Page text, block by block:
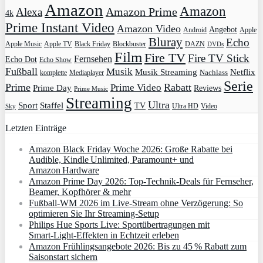
4k Alexa Amazon Amazon PrimeAmazon
Prime Instant Video Amazon Video Android Angebot Apple
Apple Music Apple TV Black Friday Blockbuster Bluray DAZN DVDs Echo
Echo Dot Echo Show Fernsehen Film Fire TVFire TV Stick
Fußball komplette Mediaplayer Musik Musik Streaming Nachlass Netflix
Prime Prime Day Prime Music Prime Video Rabatt Reviews Serie
Sky Sport Staffel Streaming TV Ultra Ultra HD Video
Letzten Einträge
Amazon Black Friday Woche 2026: Große Rabatte bei
Audible, Kindle Unlimited, Paramount+ und
Amazon Hardware
Amazon Prime Day 2026: Top-Technik-Deals für Fernseher,
Beamer, Kopfhörer & mehr
Fußball-WM 2026 im Live-Stream ohne Verzögerung: So
optimieren Sie Ihr Streaming-Setup
Philips Hue Sports Live: Sportübertragungen mit
Smart‑Light‑Effekten in Echtzeit erleben
Amazon Frühlingsangebote 2026: Bis zu 45 % Rabatt zum
Saisonstart sichern